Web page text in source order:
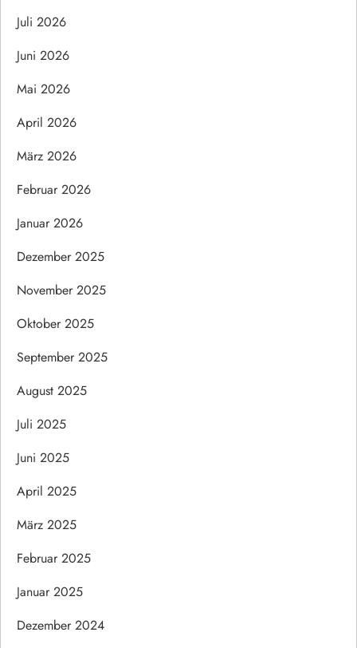
Juli 2026
Juni 2026
Mai 2026
April 2026
März 2026
Februar 2026
Januar 2026
Dezember 2025
November 2025
Oktober 2025
September 2025
August 2025
Juli 2025
Juni 2025
April 2025
März 2025
Februar 2025
Januar 2025
Dezember 2024